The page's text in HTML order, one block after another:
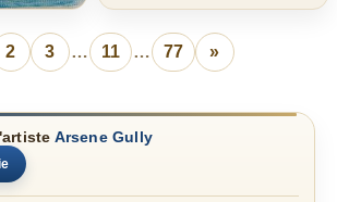
2 3 … 11 … 77 »
Arsene Gully